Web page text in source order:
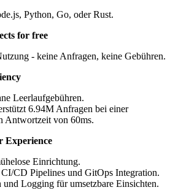
Python, Go, oder Rust.
for free
- keine Anfragen, keine Gebühren.
Leerlaufgebühren.
6.94M Anfragen bei einer
Antwortzeit von 60ms.
Experience
Einrichtung.
CD Pipelines und GitOps Integration.
Logging für umsetzbare Einsichten.